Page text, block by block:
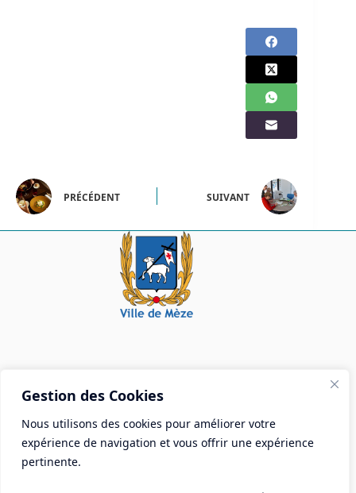
Gestion des Cookies
Nous utilisons des cookies pour améliorer votre
expérience de navigation et vous offrir une expérience
pertinente.
PRÉCÉDENT SUIVANT
Mairie de Mèze
Place Aristide Briand - BP 28 34140 Mèze
Tél :04 67 18 30 30
Mail :